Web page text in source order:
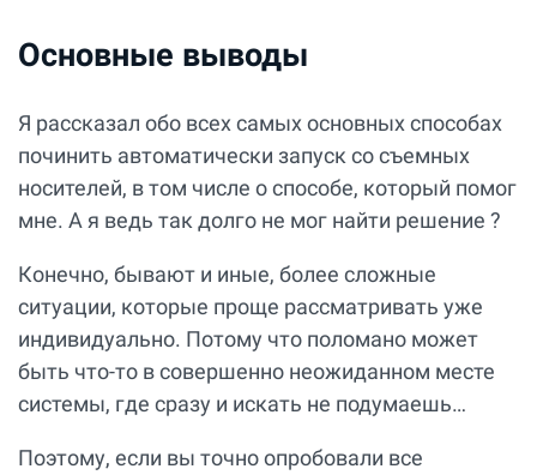
Основные выводы
Я рассказал обо всех самых основных способах
починить автоматически запуск со съемных
носителей, в том числе о способе, который помог
мне. А я ведь так долго не мог найти решение ?
Конечно, бывают и иные, более сложные
ситуации, которые проще рассматривать уже
индивидуально. Потому что поломано может
быть что-то в совершенно неожиданном месте
системы, где сразу и искать не подумаешь…
Поэтому, если вы точно опробовали все